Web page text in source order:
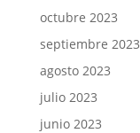
octubre 2023
septiembre 2023
agosto 2023
julio 2023
junio 2023